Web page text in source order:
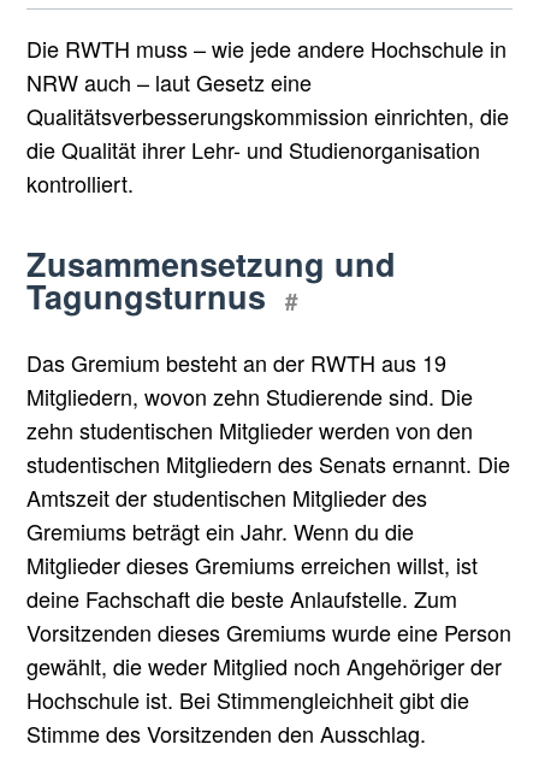
Die RWTH muss – wie jede andere Hochschule in
NRW auch – laut Gesetz eine
Qualitätsverbesserungskommission einrichten, die
die Qualität ihrer Lehr- und Studienorganisation
kontrolliert.
Zusammensetzung und
Tagungsturnus #
Das Gremium besteht an der RWTH aus 19
Mitgliedern, wovon zehn Studierende sind. Die
zehn studentischen Mitglieder werden von den
studentischen Mitgliedern des Senats ernannt. Die
Amtszeit der studentischen Mitglieder des
Gremiums beträgt ein Jahr. Wenn du die
Mitglieder dieses Gremiums erreichen willst, ist
deine Fachschaft die beste Anlaufstelle. Zum
Vorsitzenden dieses Gremiums wurde eine Person
gewählt, die weder Mitglied noch Angehöriger der
Hochschule ist. Bei Stimmengleichheit gibt die
Stimme des Vorsitzenden den Ausschlag.